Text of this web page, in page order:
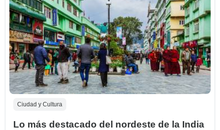
Ciudad y Cultura
Lo más destacado del nordeste de la India